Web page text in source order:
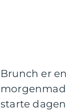
Brunch er
starte